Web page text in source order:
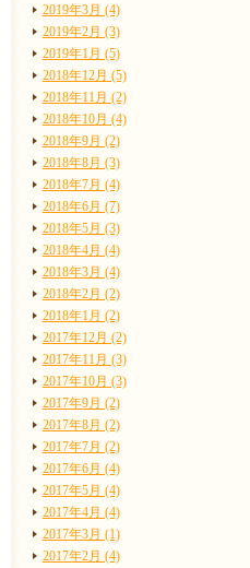
2019年3月 (4)
2019年2月 (3)
2019年1月 (5)
2018年12月 (5)
2018年11月 (2)
2018年10月 (4)
2018年9月 (2)
2018年8月 (3)
2018年7月 (4)
2018年6月 (7)
2018年5月 (3)
2018年4月 (4)
2018年3月 (4)
2018年2月 (2)
2018年1月 (2)
2017年12月 (2)
2017年11月 (3)
2017年10月 (3)
2017年9月 (2)
2017年8月 (2)
2017年7月 (2)
2017年6月 (4)
2017年5月 (4)
2017年4月 (4)
2017年3月 (1)
2017年2月 (4)